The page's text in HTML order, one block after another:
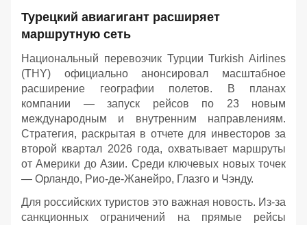
Турецкий авиагигант расширяет
маршрутную сеть
Национальный перевозчик Турции Turkish Airlines
(THY) официально анонсировал масштабное
расширение географии полетов. В планах
компании — запуск рейсов по 23 новым
международным и внутренним направлениям.
Стратегия, раскрытая в отчете для инвесторов за
второй квартал 2026 года, охватывает маршруты
от Америки до Азии. Среди ключевых новых точек
— Орландо, Рио-де-Жанейро, Глазго и Чэнду.
Для российских туристов это важная новость. Из-за
санкционных ограничений на прямые рейсы